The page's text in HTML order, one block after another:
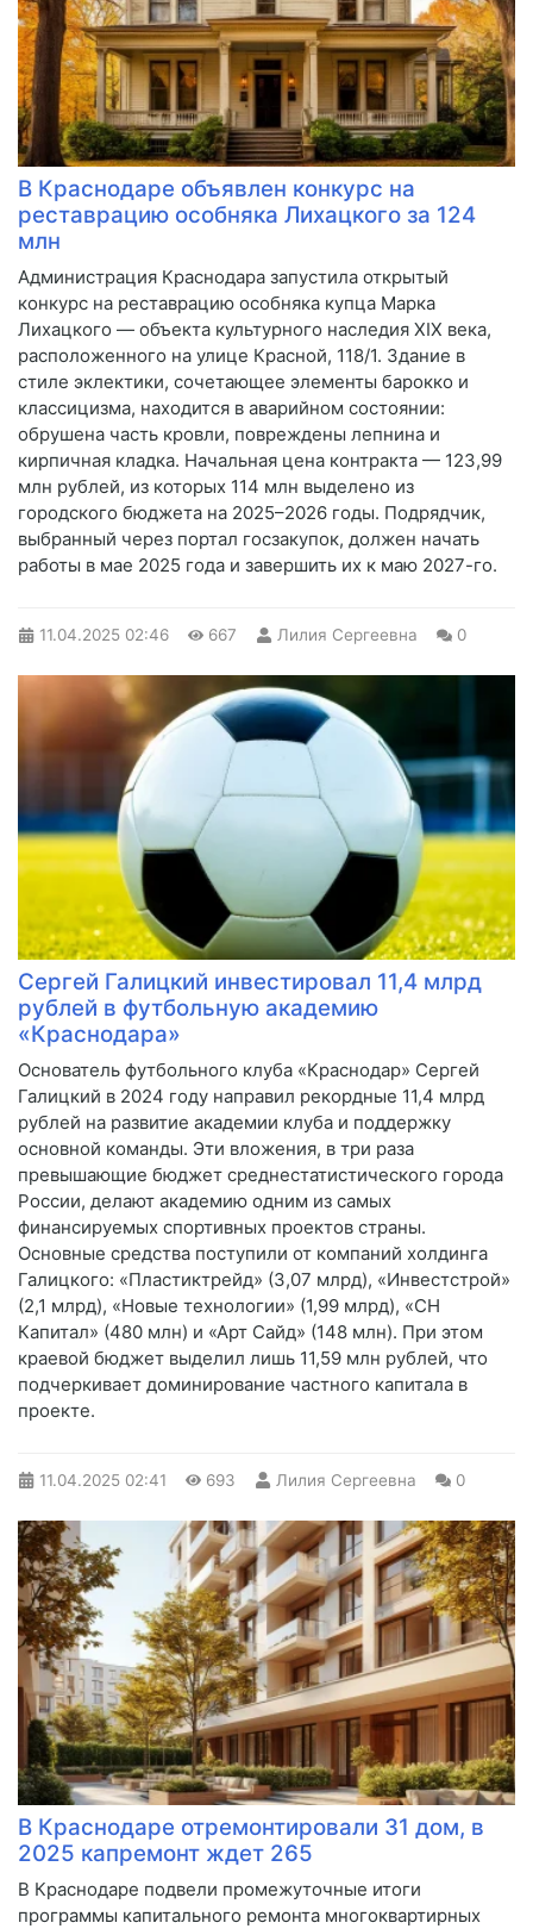
В Краснодаре объявлен конкурс на
реставрацию особняка Лихацкого за 124
млн
Администрация Краснодара запустила открытый
конкурс на реставрацию особняка купца Марка
Лихацкого — объекта культурного наследия XIX века,
расположенного на улице Красной, 118/1. Здание в
стиле эклектики, сочетающее элементы барокко и
классицизма, находится в аварийном состоянии:
обрушена часть кровли, повреждены лепнина и
кирпичная кладка. Начальная цена контракта — 123,99
млн рублей, из которых 114 млн выделено из
городского бюджета на 2025–2026 годы. Подрядчик,
выбранный через портал госзакупок, должен начать
работы в мае 2025 года и завершить их к маю 2027-го.
11.04.2025 02:46 667 Лилия Сергеевна 0
Сергей Галицкий инвестировал 11,4 млрд
рублей в футбольную академию
«Краснодара»
Основатель футбольного клуба «Краснодар» Сергей
Галицкий в 2024 году направил рекордные 11,4 млрд
рублей на развитие академии клуба и поддержку
основной команды. Эти вложения, в три раза
превышающие бюджет среднестатистического города
России, делают академию одним из самых
финансируемых спортивных проектов страны.
Основные средства поступили от компаний холдинга
Галицкого: «Пластиктрейд» (3,07 млрд), «Инвестстрой»
(2,1 млрд), «Новые технологии» (1,99 млрд), «СН
Капитал» (480 млн) и «Арт Сайд» (148 млн). При этом
краевой бюджет выделил лишь 11,59 млн рублей, что
подчеркивает доминирование частного капитала в
проекте.
11.04.2025 02:41 693 Лилия Сергеевна 0
В Краснодаре отремонтировали 31 дом, в
2025 капремонт ждет 265
В Краснодаре подвели промежуточные итоги
программы капитального ремонта многоквартирных